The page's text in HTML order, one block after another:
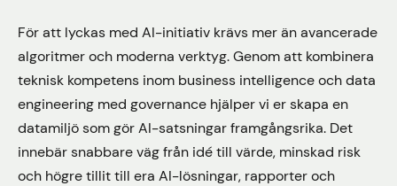
För att lyckas med AI-initiativ krävs mer än avancerade
algoritmer och moderna verktyg. Genom att kombinera
teknisk kompetens inom business intelligence och data
engineering med governance hjälper vi er skapa en
datamiljö som gör AI-satsningar framgångsrika. Det
innebär snabbare väg från idé till värde, minskad risk
och högre tillit till era AI-lösningar, rapporter och